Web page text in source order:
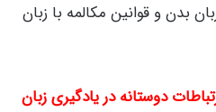
بدن و قوانین مکالمه با زبان
دوستانه در یادگیری زبان